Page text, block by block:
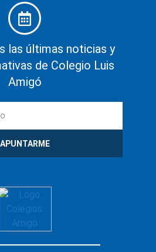
las últimas noticias y
de Colegio Luis
Amigó
APUNTARME